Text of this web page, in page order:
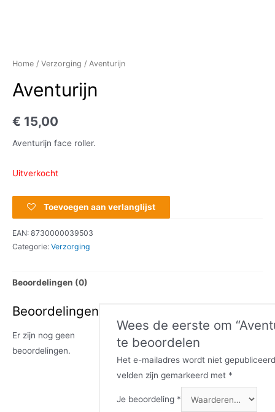
Home / Verzorging / Aventurijn
Aventurijn
€ 15,00
Aventurijn face roller.
Uitverkocht
Toevoegen aan verlanglijst
EAN: 8730000039503
Categorie: Verzorging
Beoordelingen (0)
Beoordelingen
Er zijn nog geen
beoordelingen.
Wees de eerste om
te beoordelen
Het e-mailadres wordt niet
velden zijn gemarkeerd met *
Je beoordeling *